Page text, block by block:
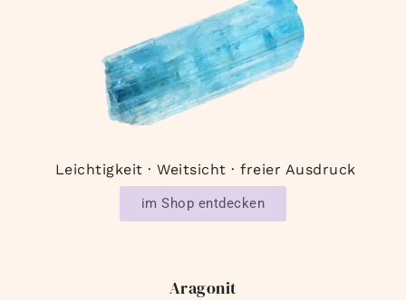
Leichtigkeit · Weitsicht · freier Ausdruck
im Shop entdecken
Aragonit